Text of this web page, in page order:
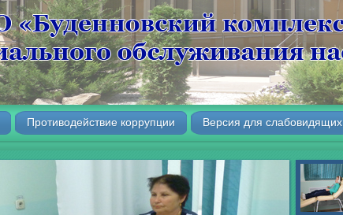
Противодействие коррупции Версия для слабовидящих